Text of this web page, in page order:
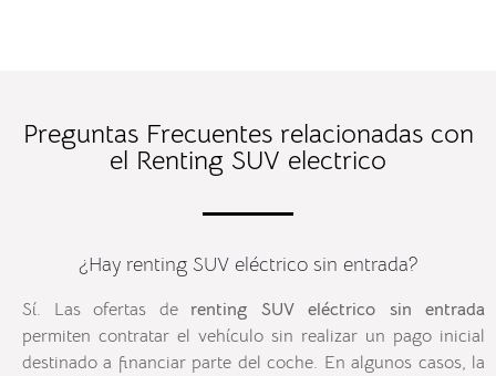
Preguntas Frecuentes relacionadas con
el Renting SUV electrico
¿Hay renting SUV eléctrico sin entrada?
Sí. Las ofertas de renting SUV eléctrico sin entrada
permiten contratar el vehículo sin realizar un pago inicial
destinado a financiar parte del coche. En algunos casos, la